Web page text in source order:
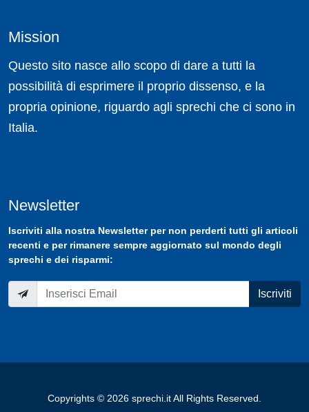
Mission
Questo sito nasce allo scopo di dare a tutti la
possibilità di esprimere il proprio dissenso, e la
propria opinione, riguardo agli sprechi che ci sono in
Italia.
Newsletter
Iscriviti alla nostra Newsletterper non perderti tutti gli articoli
recenti e per rimanere sempre aggiornato sul mondo degli
sprechi e dei risparmi:
Iscriviti
Copyrights © 2026 sprechi.it All Rights Reserved.